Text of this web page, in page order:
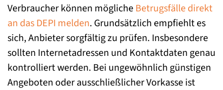
Verbraucher können möglicheBetrugsfälle direkt
an das DEPI melden. Grundsätzlich empfiehlt es
sich, Anbieter sorgfältig zu prüfen. Insbesondere
sollten Internetadressen und Kontaktdaten genau
kontrolliert werden. Bei ungewöhnlich günstigen
Angeboten oder ausschließlicher Vorkasse ist